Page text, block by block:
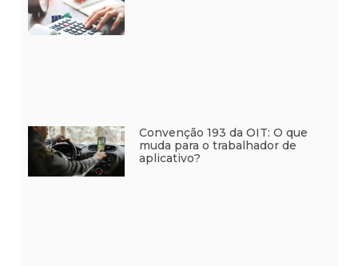
Convenção 193 da OIT: O que
muda para o trabalhador de
aplicativo?